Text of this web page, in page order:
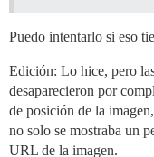
Puedo intentarlo si eso
Edición: Lo hice, pero
desaparecieron por
de posición de la
no solo se mostraba un
URL de la imagen.